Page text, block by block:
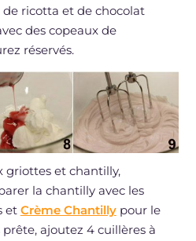
ricotta et de chocolat
des copeaux de
réservés.
griottes et chantilly,
la chantilly avec les
et Crème Chantillypour le
prête, ajoutez 4 cuillères à